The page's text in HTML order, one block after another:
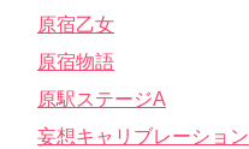
原宿乙女
原宿物語
原駅ステージA
妄想キャリブレーション